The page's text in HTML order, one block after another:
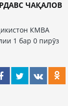
ЧАҚАЛОВ
КМВА
1 бар 0 пирӯз